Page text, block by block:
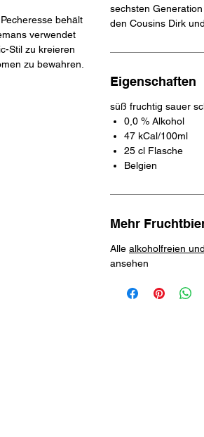
behält
verwendet
Stil zu kreieren
zu bewahren.
sechsten
den Cousins Dirk
Eigenschaften
süß fruchtig sauer
0,0 % Alkohol
47 kCal/100ml
25 cl Flasche
Belgien
Mehr
Alle alkoholfreien
ansehen